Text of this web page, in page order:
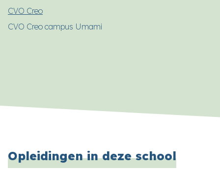
CVO Creo
CVO Creo campus Umami
Opleidingen in deze school